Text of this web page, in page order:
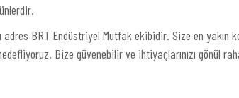
BRT Endüstriyel Mutfak ekibidir. Size en yakın
Bize güvenebilir ve ihtiyaçlarınızı gönül